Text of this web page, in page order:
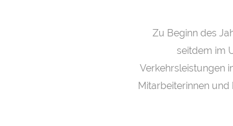
Zu Beginn des
seitdem im
Verkehrsleistungen
Mitarbeiterinnen